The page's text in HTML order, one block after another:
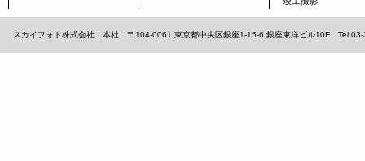
スカイフォト株式会社 本社 〒104-0061 東京都中央区銀座1-15-6 銀座東洋ビル10F